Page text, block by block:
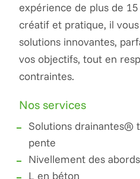
expérience de plus de
créatif et pratique, il
solutions innovantes,
vos objectifs, tout en
contraintes.
Nos services
Solutions drainantes®
pente
Nivellement des abords
L en béton